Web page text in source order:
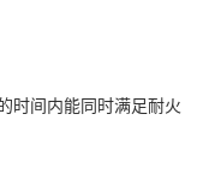
时间内能同时满足耐火